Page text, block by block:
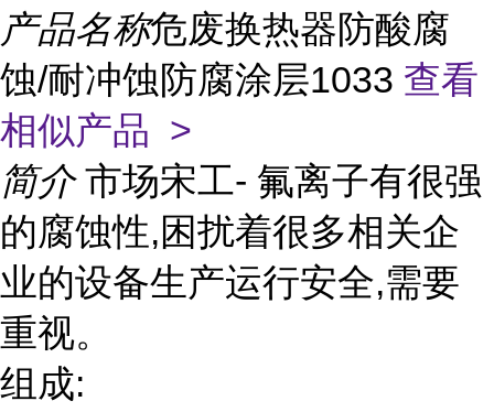
产品名称危废换热器防酸腐
蚀/耐冲蚀防腐涂层1033 查看
相似产品 >
简介 市场宋工- 氟离子有很强
的腐蚀性,困扰着很多相关企
业的设备生产运行安全,需要
重视。
组成: